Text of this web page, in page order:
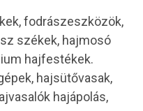
fodrászeszközök,
székek, hajmosó
hajfestékek.
hajsütővasak,
hajápolás,